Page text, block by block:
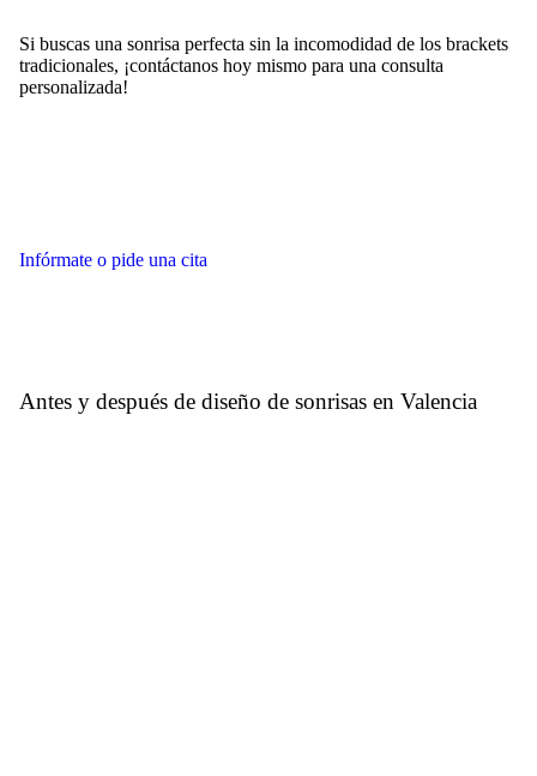
Si buscas una sonrisa perfecta sin la incomodidad de los brackets
tradicionales, ¡contáctanos hoy mismo para una consulta
personalizada!
Infórmate o pide una cita
Antes y después de diseño de sonrisas en Valencia